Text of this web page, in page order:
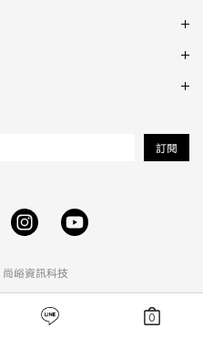
0
尚峪資訊科技
訂閱